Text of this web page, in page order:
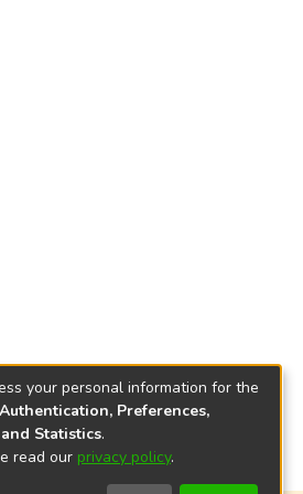
your personal information for the
Authentication, Preferences,
Statistics.
read our privacy policy.